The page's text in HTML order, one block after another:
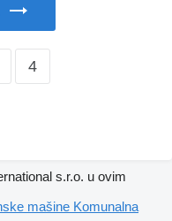
4
s.r.o. u ovim
mašine Komunalna